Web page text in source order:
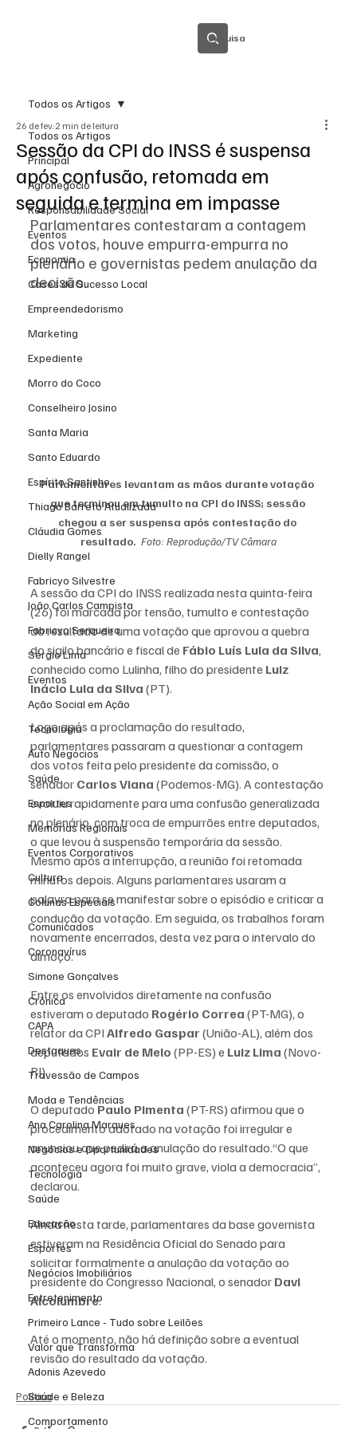
Pesquisa
Todos os Artigos
Principal
Agronegócio
Responsabilidade Social
Eventos
Economia
Cases de Sucesso Local
Empreendedorismo
Marketing
Expediente
Morro do Coco
Conselheiro Josino
Santa Maria
Santo Eduardo
Espírito Santinho
Thiago Barreto Atualizada
Cláudia Gomes
Dielly Rangel
Fabricyo Silvestre
João Carlos Campista
Fabricyo Serqueira
Sérgio Lima
Eventos
Ação Social em Ação
Tecnologia
Auto Negócios
Saúde
Esportes
Memórias Regionais
Eventos Corporativos
Cultura
Colunas Especiais
Comunicados
Coronavírus
Simone Gonçalves
Crônica
CAPA
Destaques
Travessão de Campos
Moda e Tendências
Ana Carolina Marques
Negócios e Oportunidades
Tecnologia
Saúde
Educação
Esportes
Negócios Imobiliários
Entretenimento
Primeiro Lance - Tudo sobre Leilões
Valor que Transforma
Adonis Azevedo
Saúde e Beleza
Comportamento
Todos os Artigos
Sessão da CPI do INSS é suspensa
após confusão, retomada em
seguida e termina em impasse
26 de fev. 2 min de leitura
Parlamentares contestaram a contagem
dos votos, houve empurra-empurra no
plenário e governistas pedem anulação da
decisão.
Parlamentares levantam as mãos durante votação
que terminou em tumulto na CPI do INSS; sessão
chegou a ser suspensa após contestação do
resultado. Foto: Reprodução/TV Câmara
A sessão da CPI do INSS realizada nesta quinta-feira
(26) foi marcada por tensão, tumulto e contestação
do resultado de uma votação que aprovou a quebra
do sigilo bancário e fiscal de Fábio Luís Lula da Silva,
conhecido como Lulinha, filho do presidente Luiz
Inácio Lula da Silva (PT).
Logo após a proclamação do resultado,
parlamentares passaram a questionar a contagem
dos votos feita pelo presidente da comissão, o
senador Carlos Viana (Podemos-MG). A contestação
evoluiu rapidamente para uma confusão generalizada
no plenário, com troca de empurrões entre deputados,
o que levou à suspensão temporária da sessão.
Mesmo após a interrupção, a reunião foi retomada
minutos depois. Alguns parlamentares usaram a
palavra para se manifestar sobre o episódio e criticar a
condução da votação. Em seguida, os trabalhos foram
novamente encerrados, desta vez para o intervalo do
almoço.
Entre os envolvidos diretamente na confusão
estiveram o deputado Rogério Correa (PT-MG), o
relator da CPI Alfredo Gaspar (União-AL), além dos
deputados Evair de Melo (PP-ES) e Luiz Lima (Novo-
RJ).
O deputado Paulo Pimenta (PT-RS) afirmou que o
procedimento adotado na votação foi irregular e
anunciou que pedirá a anulação do resultado.“O que
aconteceu agora foi muito grave, viola a democracia”,
declarou.
Ainda nesta tarde, parlamentares da base governista
estiveram na Residência Oficial do Senado para
solicitar formalmente a anulação da votação ao
presidente do Congresso Nacional, o senador Davi
Alcolumbre.
Até o momento, não há definição sobre a eventual
revisão do resultado da votação.
Política